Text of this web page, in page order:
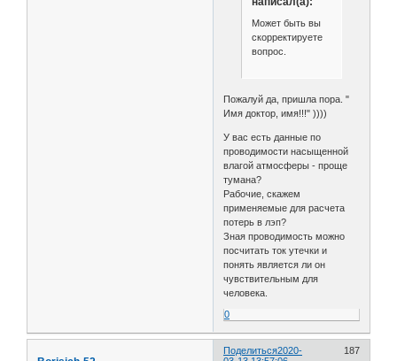
Может быть вы
скорректируете
вопрос.
Пожалуй да, пришла пора. "
Имя доктор, имя!!!" ))))
У вас есть данные по
проводимости насыщенной
влагой атмосферы - проще
тумана?
Рабочие, скажем
применяемые для расчета
потерь в лэп?
Зная проводимость можно
посчитать ток утечки и
понять является ли он
чувствительным для
человека.
0
Поделиться 187
2020-